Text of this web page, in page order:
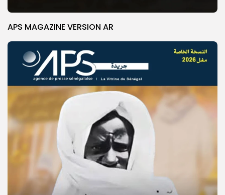
APS MAGAZINE VERSION AR